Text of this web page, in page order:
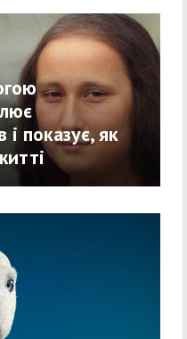
і показує, як